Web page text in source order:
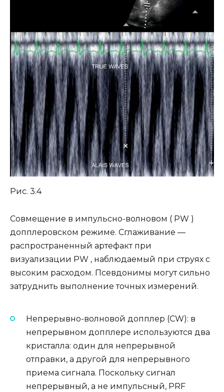
Рис. 3.4
Совмещение в импульсно-волновом ( PW )
допплеровском режиме. Сглаживание —
распространенный артефакт при
визуализации PW , наблюдаемый при струях с
высоким расходом. Псевдонимы могут сильно
затруднить выполнение точных измерений.
Непрерывно-волновой допплер (CW): в
непрерывном допплере используются два
кристалла: один для непрерывной
отправки, а другой для непрерывного
приема сигнала. Поскольку сигнал
непрерывный, а не импульсный, PRF